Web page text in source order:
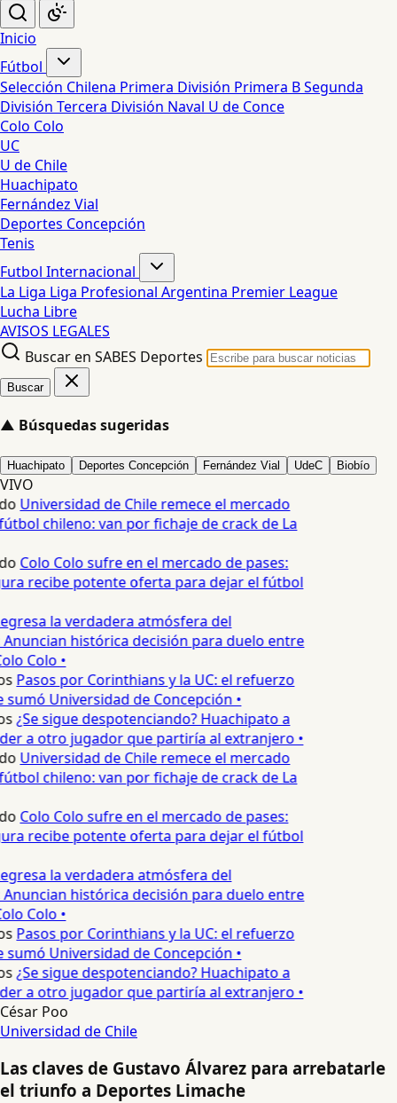
Inicio
Fútbol
Selección Chilena Primera División Primera BSegunda
División Tercera División Naval U de Conce
Colo Colo
UC
U de Chile
Huachipato
Fernández Vial
Deportes Concepción
Tenis
Futbol Internacional
La Liga Liga Profesional Argentina Premier League
Lucha Libre
AVISOS LEGALES
Buscar en SABES Deportes
Buscar
▲ Búsquedas sugeridas
Huachipato Deportes Concepción Fernández Vial UdeC Biobío
VIVO
Universidad de Chile remece el mercado
chileno: van por fichaje de crack de La
Colo Colo sufre en el mercado de pases:
recibe potente oferta para dejar el fútbol
la verdadera atmósfera del
histórica decisión para duelo entre
Colo •
Pasos por Corinthians y la UC: el refuerzo
Universidad de Concepción •
¿Se sigue despotenciando? Huachipato a
a otro jugador que partiría al extranjero •
Universidad de Chile remece el mercado
chileno: van por fichaje de crack de La
Colo Colo sufre en el mercado de pases:
recibe potente oferta para dejar el fútbol
la verdadera atmósfera del
histórica decisión para duelo entre
Colo •
Pasos por Corinthians y la UC: el refuerzo
Universidad de Concepción •
¿Se sigue despotenciando? Huachipato a
a otro jugador que partiría al extranjero •
César Poo
Universidad de Chile
Las claves de Gustavo Álvarez para arrebatarle
el triunfo a Deportes Limache